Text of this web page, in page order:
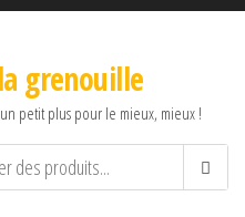
grenouille
petit plus pour le mieux, mieux !